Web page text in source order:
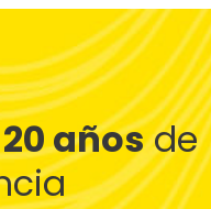
20 añosde